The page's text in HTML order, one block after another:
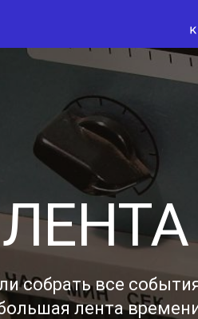
собрать все
лента